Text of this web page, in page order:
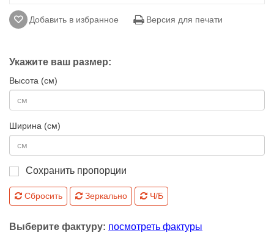
Добавить в избранное Версия для печати
Укажите ваш размер:
Высота (см)
Ширина (см)
Сохранить пропорции
Сбросить Зеркально Ч/Б
Выберите фактуру: посмотреть фактуры